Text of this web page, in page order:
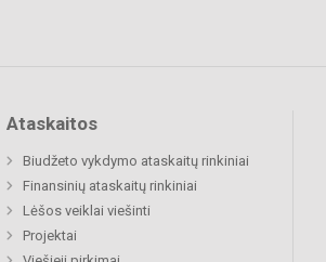
Ataskaitos
Biudžeto vykdymo ataskaitų rinkiniai
Finansinių ataskaitų rinkiniai
Lėšos veiklai viešinti
Projektai